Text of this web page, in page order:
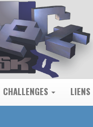
CHALLENGES LIENS